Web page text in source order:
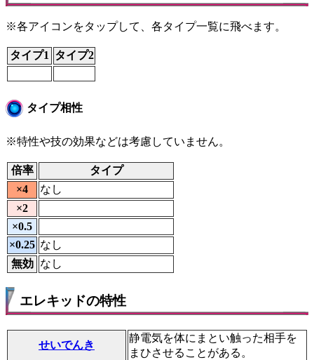
※各アイコンをタップして、各タイプ一覧に飛べます。
タイプ1 タイプ2
タイプ相性
※特性や技の効果などは考慮していません。
倍率
タイプ
×4
なし
×2
×0.5
×0.25 なし
無効
なし
エレキッドの特性
せいでんき
静電気を体にまとい触った相手を
まひさせることがある。